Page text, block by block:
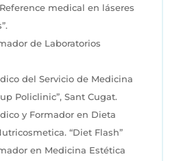
medical en láseres
de Laboratorios
del Servicio de Medicina
Policlinic”, Sant Cugat.
y Formador en Dieta
“Diet Flash”
en Medicina Estética